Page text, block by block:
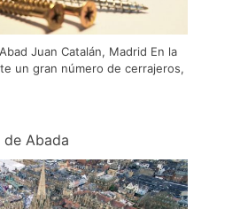
Juan Catalán, Madrid En la
un gran número de cerrajeros,
de Abada